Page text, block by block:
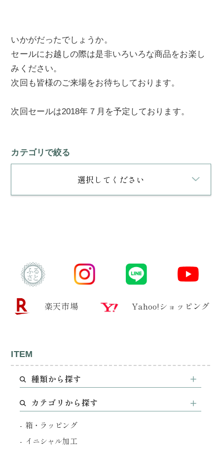
いかがだったでしょうか。
セールにお越しの際は是非いろいろな商品をお楽し
みください。
次回も皆様のご来場をお待ちしております。
次回セールは2018年７月を予定しております。
カテゴリで絞る
選択してください
楽天市場 Yahoo!ショッピング
ITEM
種類から探す
カテゴリから探す
箱・ラッピング
イニシャル加工